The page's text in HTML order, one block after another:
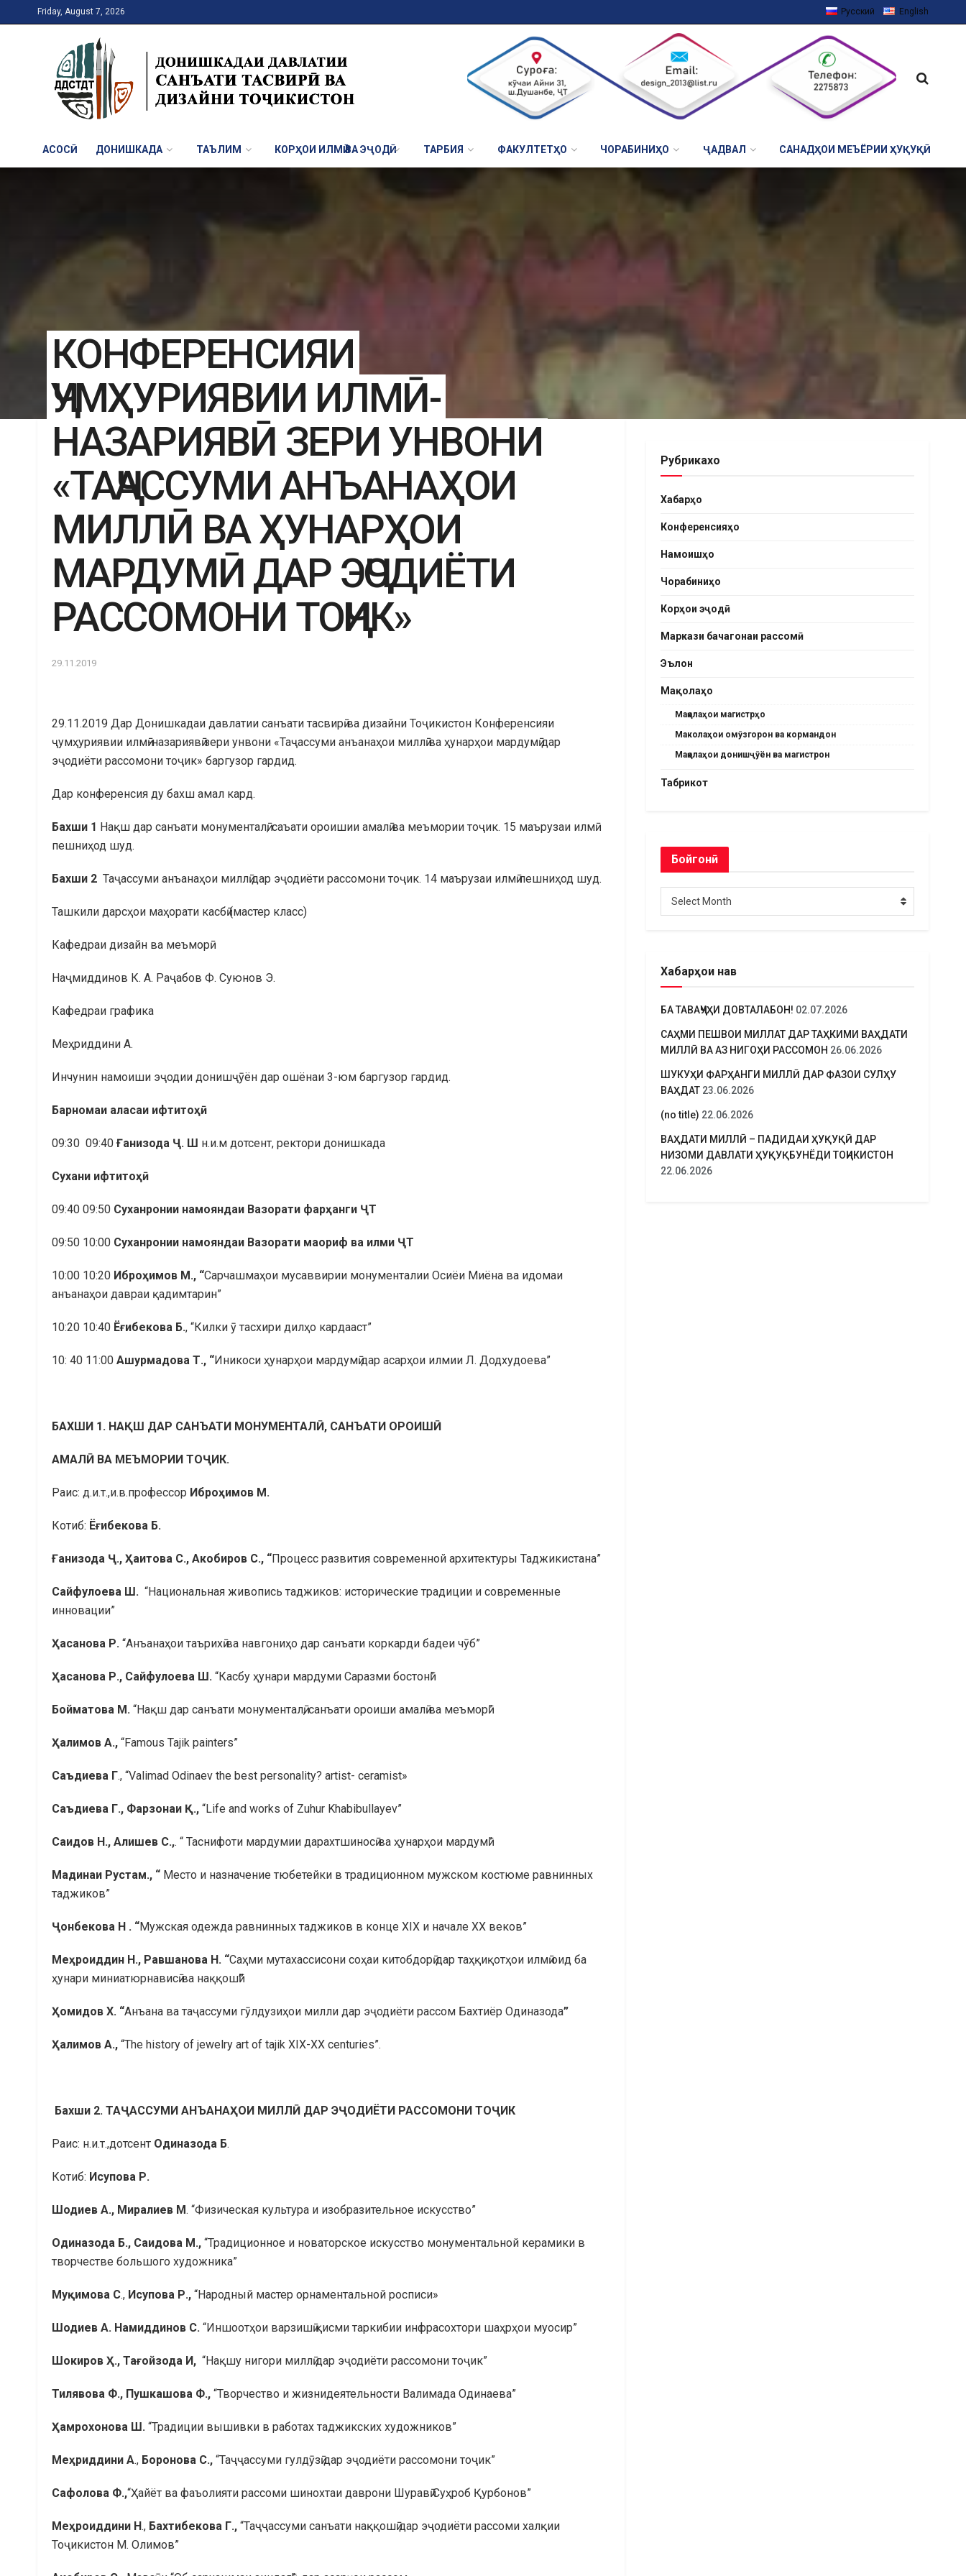
Friday, August 7, 2026 Русский English
АСОСӢ ДОНИШКАДА ТАЪЛИМ КОРҲОИ ИЛМӢ ВА ЭҶОДӢ ТАРБИЯ ФАКУЛТЕТҲО ЧОРАБИНИҲО ҶАДВАЛ САНАДҲОИ МЕЪЁРИИ ҲУҚУҚӢ
КОНФЕРЕНСИЯИ
ҶУМҲУРИЯВИИ ИЛМӢ-
НАЗАРИЯВӢ ЗЕРИ УНВОНИ
«ТАҶАССУМИ АНЪАНАҲОИ
МИЛЛӢ ВА ҲУНАРҲОИ
МАРДУМӢ ДАР ЭҶОДИЁТИ
РАССОМОНИ ТОҶИК»
29.11.2019
29.11.2019 Дар Донишкадаи давлатии санъати тасвирӣ ва дизайни Тоҷикистон Конференсияи
ҷумҳуриявии илмӣ-назариявӣ зери унвони «Таҷассуми анъанаҳои миллӣ ва ҳунарҳои мардумӣ дар
эҷодиёти рассомони тоҷик» баргузор гардид.
Дар конференсия ду бахш амал кард.
Бахши 1 Нақш дар санъати монументалӣ, саъати ороишии амалӣ ва меъмории тоҷик. 15 маърузаи илмӣ
пешниҳод шуд.
Бахши 2 Таҷассуми анъанаҳои миллӣ дар эҷодиёти рассомони тоҷик. 14 маърузаи илмӣ пешниҳод шуд.
Ташкили дарсҳои маҳорати касбӣ (мастер класс)
Кафедраи дизайн ва меъморӣ
Наҷмиддинов К. А. Раҷабов Ф. Суюнов Э.
Кафедраи графика
Меҳриддини А.
Инчунин намоиши эҷодии донишҷӯён дар ошёнаи 3-юм баргузор гардид.
Барномаи аласаи ифтитоҳӣ
09:30 09:40Ғанизода Ҷ. Ш н.и.м дотсент, ректори донишкада
Сухани ифтитоҳӣ
09:40 09:50 Суханронии намояндаи Вазорати фарҳанги ҶТ
09:50 10:00 Суханронии намояндаи Вазорати маориф ва илми ҶТ
10:00 10:20 Иброҳимов М ., “Сарчашмаҳои мусаввирии монументалии Осиёи Миёна ва идомаи
анъанаҳои давраи қадимтарин”
10:20 10:40 Ёғибекова Б., “Килки ӯ тасхири дилҳо кардааст”
10: 40 11:00 Ашурмадова Т., “Иникоси ҳунарҳои мардумӣ дар асарҳои илмии Л. Додхудоева”
БАХШИ 1. НАҚШ ДАР САНЪАТИ МОНУМЕНТАЛӢ, САНЪАТИ ОРОИШӢ
АМАЛ Ӣ ВА МЕЪМОРИИ ТОҶИК.
Раис: д.и.т.,и.в.профессор Иброҳимов М .
Котиб: Ёғибекова Б.
Ғанизода Ҷ., Ҳаитова С., Акобиров С., “Процесс развития современной архитектуры Таджикистана”
Сайфулоева Ш. “Национальная живопись таджиков: исторические традиции и современные
инновации”
Ҳасанова Р. “Анъанаҳои таърихӣ ва навгониҳо дар санъати коркарди бадеи чӯб”
Ҳасанова Р., Сайфулоева Ш. “Касбу ҳунари мардуми Саразми бостонӣ”
Бойматова М. “Нақш дар санъати монументалӣ, санъати ороиши амалӣ ва меъморӣ”
Ҳалимов А., “Famous Tajik painters”
Саъдиева Г., “Valimad Odinaev the best personality? artist- ceramist»
Саъдиева Г., Фарзонаи Қ., “Life and works of Zuhur Khabibullayev”
Саидов Н., Алишев С.,. “ Таснифоти мардумии дарахтшиносӣ ва ҳунарҳои мардумӣ”
Мадинаи Рустам., “ Место и назначение тюбетейки в традиционном мужском костюме равнинных
таджиков”
Ҷонбекова Н . “Мужская одежда равнинных таджиков в конце ХIХ и начале ХХ веков”
Меҳроиддин Н., Равшанова Н. “Саҳми мутахассисони соҳаи китобдорӣ дар таҳқиқотҳои илмӣ оид ба
ҳунари миниатюрнависӣ ва наққошӣ”
Ҳомидов Х. “Анъана ва таҷассуми гӯлдузиҳои милли дар эҷодиёти рассом Бахтиёр Одиназода”
Ҳалимов А., “The history of jewelry art of tajik XIX-XX centuries”.
Бахши 2. ТАҶАССУМИ АНЪАНАҲОИ МИЛЛӢ ДАР ЭҶОДИЁТИ РАССОМОНИ ТОҶИК
Раис: н.и.т.,дотсент Одиназода Б.
Котиб: Исупова Р.
Шодиев А., Миралиев М. “Физическая культура и изобразительное искусство”
Одиназода Б., Саидова М., “Традиционное и новаторское искусство монументальной керамики в
творчестве большого художника”
Муқимова С., Исупова Р., “Народный мастер орнаментальной росписи»
Шодиев А. Намиддинов С. “Иншоотҳои варзишӣ қисми таркибии инфрасохтори шаҳрҳои муосир”
Шокиров Ҳ., Тағойзода И , “Нақшу нигори миллӣ дар эҷодиёти рассомони тоҷик”
Тилявова Ф., Пушкашова Ф., “Творчество и жизнидеятельности Валимада Одинаева”
Ҳамрохонова Ш. “Традиции вышивки в работах таджикских художников”
Меҳриддини А., Боронова С., “Таҷҷассуми гулдӯзӣ дар эҷодиёти рассомони тоҷик”
Сафолова Ф.,“Ҳайёт ва фаъолияти рассоми шинохтаи даврони Шуравӣ Суҳроб Қурбонов”
Меҳроиддини Н., Бахтибекова Г., “Таҷҷассуми санъати наққошӣ дар эҷодиёти рассоми халқии
Тоҷикистон М. Олимов”
Рубрикахо
Хабарҳо
Конференсияҳо
Намоишҳо
Чорабиниҳо
Корҳои эҷодӣ
Маркази бачагонаи рассомӣ
Эълон
Мақолаҳо
Мақолаҳои магистрҳо
Маколаҳои омӯзгорон ва кормандон
Мақолаҳои донишҷӯён ва магистрон
Табрикот
Бойгонӣ
Select Month
Хабарҳои нав
БА ТАВАҶҶУҲИ ДОВТАЛАБОН! 02.07.2026
САҲМИ ПЕШВОИ МИЛЛАТ ДАР ТАҲКИМИ ВАҲДАТИ
МИЛЛӢ ВА АЗ НИГОҲИ РАССОМОН 26.06.2026
ШУКУҲИ ФАРҲАНГИ МИЛЛӢ ДАР ФАЗОИ СУЛҲУ
ВАҲДАТ 23.06.2026
(no title) 22.06.2026
ВАҲДАТИ МИЛЛӢ – ПАДИДАИ ҲУҚУҚӢ ДАР
НИЗОМИ ДАВЛАТИ ҲУҚУҚБУНЁДИ ТОҶИКИСТОН
22.06.2026